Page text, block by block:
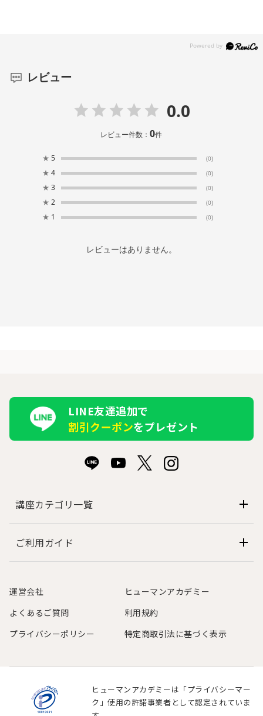
レビュー
0.0
レビュー件数：0件
★ 5 (0)
★ 4 (0)
★ 3 (0)
★ 2 (0)
★ 1 (0)
レビューはありません。
LINE友達追加で
割引クーポンをプレゼント
講座カテゴリ一覧
ご利用ガイド
運営会社
ヒューマンアカデミー
よくあるご質問
利用規約
プライバシーポリシー
特定商取引法に基づく表示
ヒューマンアカデミーは「プライバシーマー
ク」使用の許諾事業者として認定されていま